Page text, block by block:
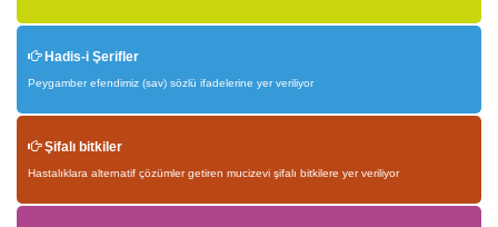
Hadis-i Şerifler
Peygamber efendimiz (sav) sözlü ifadelerine yer veriliyor
Şifalı bitkiler
Hastalıklara alternatif çözümler getiren mucizevi şifalı bitkilere yer veriliyor